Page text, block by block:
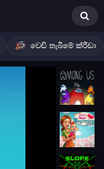
වෙඩි තැබීමේ ක්රීඩා